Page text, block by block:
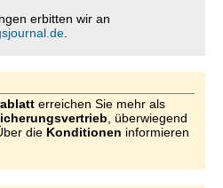
erbitten wir an
erreichen Sie mehr als
, überwiegend
die Konditionen informieren